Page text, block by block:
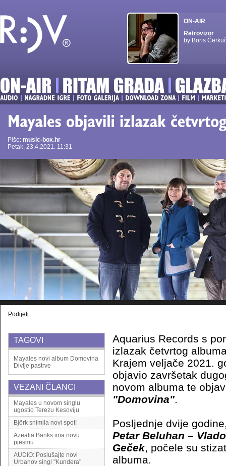
ON-AIR
Retrovizor
by Boris
Piše: music-box.hr
Petak, 23.4.2021. 11:31
Podijeli
TAGOVI
Mayales novi album Domovina
Divlje pastrve
VEZANI ČLANCI
Mayales u novom singlu
ugostio Terezu Kesoviju
Björk snimila novi spot!
Azealia Banks ima novu
pjesmu
AUDIO: Poslušajte novi
Urbanov singl "Kundera"
Aquarius Records s
izlazak četvrtog
Krajem veljače 2021.
objavio završetak
novom albuma te
"Domovina".
Posljednje dvije
Petar Beluhan –
Geček, počele su
albuma.